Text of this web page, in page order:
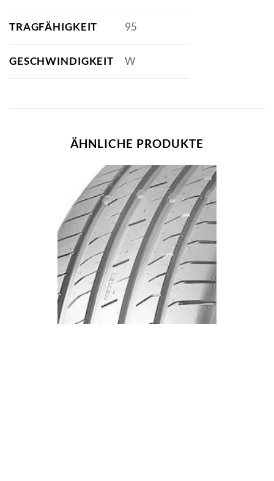
TRAGFÄHIGKEIT 95
GESCHWINDIGKEIT W
ÄHNLICHE PRODUKTE